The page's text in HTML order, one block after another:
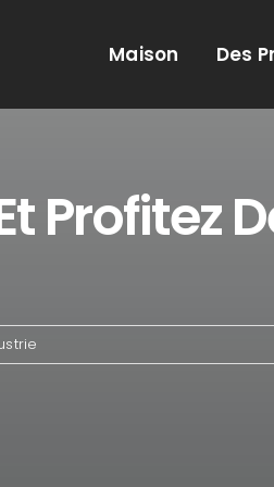
Maison Des
Profitez